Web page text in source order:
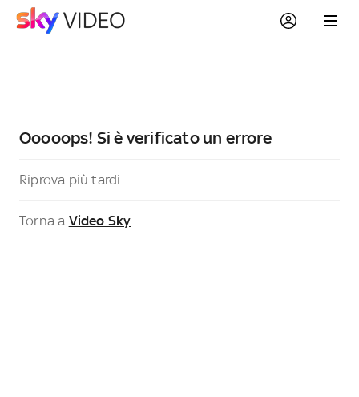
Ooooops! Si è verificato un errore
Riprova più tardi
Torna a Video Sky